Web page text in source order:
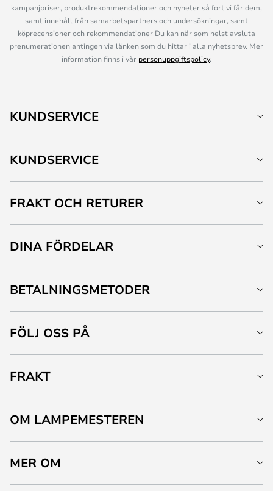
kampanjpriser, produktrekommendationer och nyheter så fort vi får dem,
samt innehåll från samarbetspartners och undersökningar, samt
köprecensioner och rekommendationer Du kan när som helst avsluta
prenumerationen antingen via länken som du hittar i alla nyhetsbrev. Mer
information finns i vår personuppgiftspolicy.
KUNDSERVICE
KUNDSERVICE
FRAKT OCH RETURER
DINA FÖRDELAR
BETALNINGSMETODER
FÖLJ OSS PÅ
FRAKT
OM LAMPEMESTEREN
MER OM